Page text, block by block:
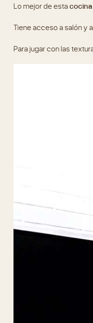
Lo mejor de estacocina
Tiene acceso a salón y
Para jugar con las